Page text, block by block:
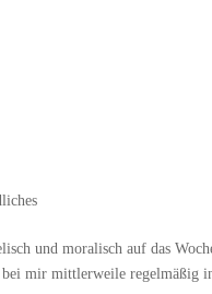
und moralisch auf das
bei mir mittlerweile regelmäßig